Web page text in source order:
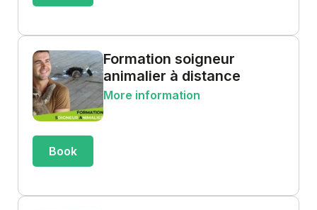
Formation soigneur
animalier à distance
More information
Book